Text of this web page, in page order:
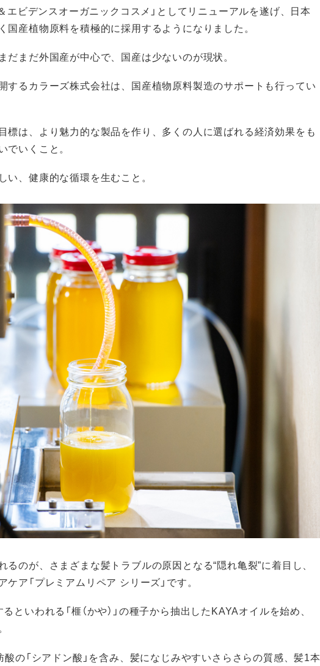
エビデンスオーガニックコスメ」としてリニューアルを遂げ、日本
国産植物原料を積極的に採用するようになりました。
だまだ外国産が中心で、国産は少ないのが現状。
するカラーズ株式会社は、国産植物原料製造のサポートも行ってい
標は、より魅力的な製品を作り、多くの人に選ばれる経済効果をも
いくこと。
、健康的な循環を生むこと。
のが、さまざまな髪トラブルの原因となる“隠れ亀裂”に着目し、
ア「プレミアムリペア シリーズ」です。
といわれる「榧（かや）」の種子から抽出したKAYAオイルを始め、
の「シアドン酸」を含み、髪になじみやすいさらさらの質感、髪1本